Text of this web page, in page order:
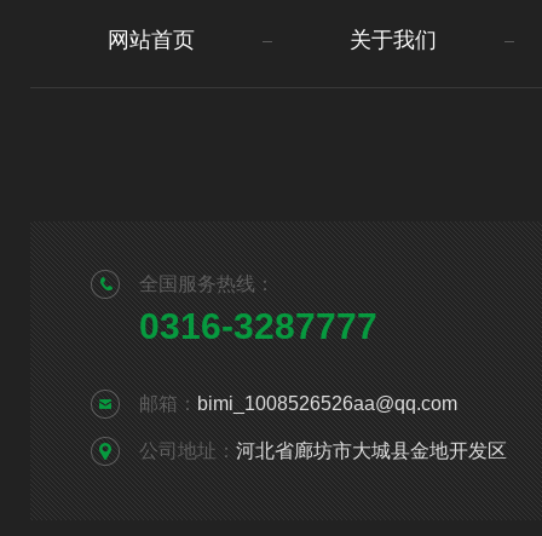
网站首页 关于我们
全国服务热线：
0316-3287777
邮箱： bimi_1008526526aa@qq.com
公司地址： 河北省廊坊市大城县金地开发区